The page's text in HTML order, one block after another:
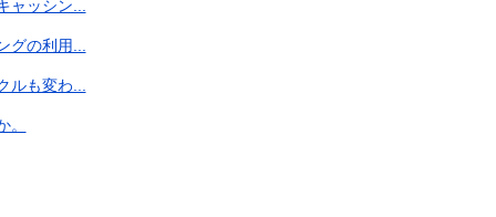
ッシン...
の利用...
も変わ...